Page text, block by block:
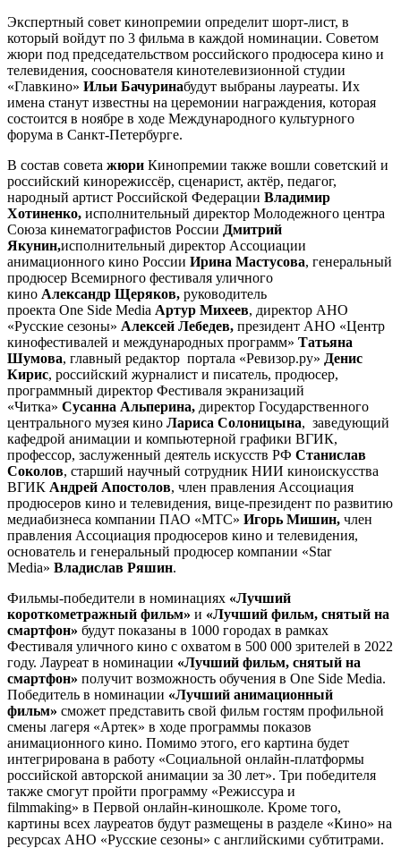
Экспертный совет кинопремии определит шорт-лист, в
который войдут по 3 фильма в каждой номинации. Советом
жюри под председательством российского продюсера кино и
телевидения, сооснователя кинотелевизионной студии
«Главкино» Ильи Бачуринабудут выбраны лауреаты. Их
имена станут известны на церемонии награждения, которая
состоится в ноябре в ходе Международного культурного
форума в Санкт-Петербурге.
В состав совета жюри Кинопремии также вошли советский и
российский кинорежиссёр, сценарист, актёр, педагог,
народный артист Российской Федерации Владимир
Хотиненко, исполнительный директор Молодежного центра
Союза кинематографистов России Дмитрий
Якунин,исполнительный директор Ассоциации
анимационного кино России Ирина Мастусова, генеральный
продюсер Всемирного фестиваля уличного
кино Александр Щеряков, руководитель
проекта One Side Media Артур Михеев, директор АНО
«Русские сезоны» Алексей Лебедев, президент АНО «Центр
кинофестивалей и международных программ» Татьяна
Шумова, главный редактор портала «Ревизор.ру» Денис
Кирис, российский журналист и писатель, продюсер,
программный директор Фестиваля экранизаций
«Читка» Сусанна Альперина, директор Государственного
центрального музея кино Лариса Солоницына, заведующий
кафедрой анимации и компьютерной графики ВГИК,
профессор, заслуженный деятель искусств РФ Станислав
Соколов, старший научный сотрудник НИИ киноискусства
ВГИК Андрей Апостолов, член правления Ассоциация
продюсеров кино и телевидения, вице-президент по развитию
медиабизнеса компании ПАО «МТС» Игорь Мишин, член
правления Ассоциация продюсеров кино и телевидения,
основатель и генеральный продюсер компании «Star
Media» Владислав Ряшин.
Фильмы-победители в номинациях «Лучший
короткометражный фильм» и «Лучший фильм, снятый на
смартфон» будут показаны в 1000 городах в рамках
Фестиваля уличного кино с охватом в 500 000 зрителей в 2022
году. Лауреат в номинации «Лучший фильм, снятый на
смартфон» получит возможность обучения в One Side Media.
Победитель в номинации «Лучший анимационный
фильм» сможет представить свой фильм гостям профильной
смены лагеря «Артек» в ходе программы показов
анимационного кино. Помимо этого, его картина будет
интегрирована в работу «Социальной онлайн-платформы
российской авторской анимации за 30 лет». Три победителя
также смогут пройти программу «Режиссура и
filmmaking» в Первой онлайн-киношколе. Кроме того,
картины всех лауреатов будут размещены в разделе «Кино» на
ресурсах АНО «Русские сезоны» с английскими субтитрами.